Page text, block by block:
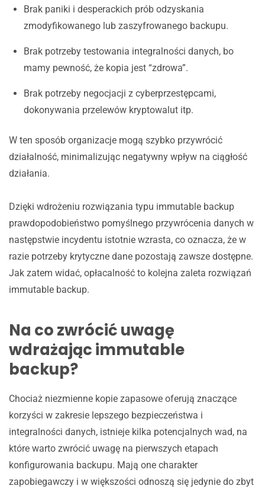
Brak paniki i desperackich prób odzyskania
zmodyfikowanego lub zaszyfrowanego backupu.
Brak potrzeby testowania integralności danych, bo
mamy pewność, że kopia jest “zdrowa”.
Brak potrzeby negocjacji z cyberprzestępcami,
dokonywania przelewów kryptowalut itp.
W ten sposób organizacje mogą szybko przywrócić
działalność, minimalizując negatywny wpływ na ciągłość
działania.
Dzięki wdrożeniu rozwiązania typu immutable backup
prawdopodobieństwo pomyślnego przywrócenia danych w
następstwie incydentu istotnie wzrasta, co oznacza, że w
razie potrzeby krytyczne dane pozostają zawsze dostępne.
Jak zatem widać, opłacalność to kolejna zaleta rozwiązań
immutable backup.
Na co zwrócić uwagę
wdrażając immutable
backup?
Chociaż niezmienne kopie zapasowe oferują znaczące
korzyści w zakresie lepszego bezpieczeństwa i
integralności danych, istnieje kilka potencjalnych wad, na
które warto zwrócić uwagę na pierwszych etapach
konfigurowania backupu. Mają one charakter
zapobiegawczy i w większości odnoszą się jedynie do zbyt